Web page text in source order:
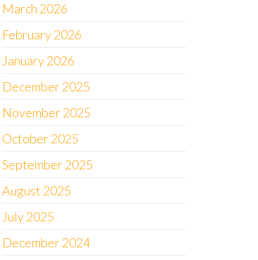
March 2026
February 2026
January 2026
December 2025
November 2025
October 2025
September 2025
August 2025
July 2025
December 2024